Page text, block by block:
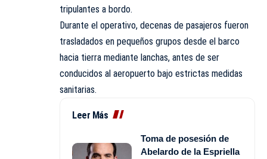
tripulantes a bordo.
Durante el operativo, decenas de pasajeros fueron
trasladados en pequeños grupos desde el barco
hacia tierra mediante lanchas, antes de ser
conducidos al aeropuerto bajo estrictas medidas
sanitarias.
Leer Más
Toma de posesión de
Abelardo de la Espriella